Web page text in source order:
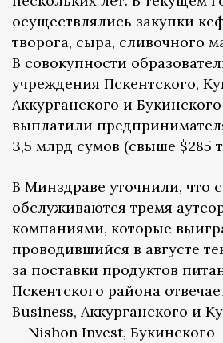
осуществлялись закупки
творога, сыра, сливочного
В совокупности
учреждения Пскентского,
Аккурганского и
выплатили
3,5 млрд сумов (свыше $285
В Минздраве уточнили, что
обслуживаются тремя
компаниями, которые
проводившийся в августе
за поставки продуктов
Пскентского района
Business, Аккурганского и
— Nishon Invest,